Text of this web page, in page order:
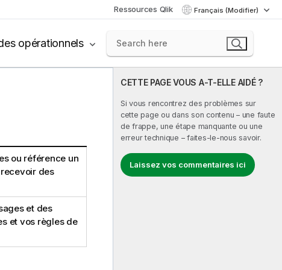
Ressources Qlik Français (Modifier)
opérationnels
CETTE PAGE VOUS A-T-ELLE AIDÉ ?
Si vous rencontrez des problèmes sur
cette page ou dans son contenu – une faute
de frappe, une étape manquante ou une
erreur technique – faites-le-nous savoir.
Laissez vos commentaires ici
ou référence un
des
et des
et vos règles de